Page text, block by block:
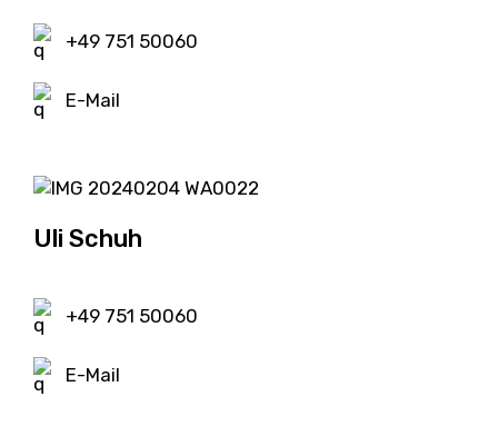
+49 751 50060
E-Mail
Uli Schuh
+49 751 50060
E-Mail